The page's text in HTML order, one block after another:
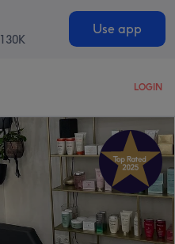
130K
Use app
LOGIN